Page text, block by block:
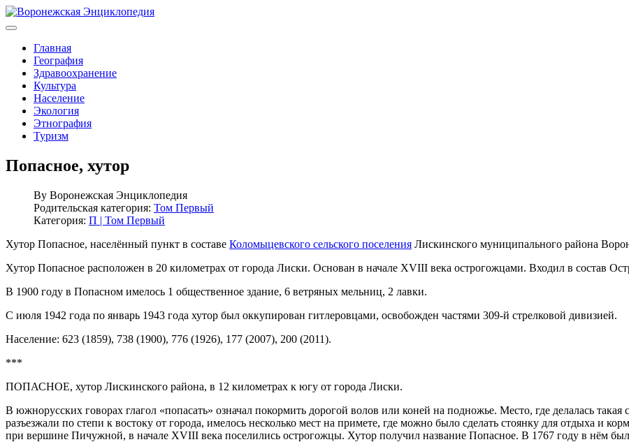
Главная
География
Здравоохранение
Культура
Население
Экология
Этнография
Туризм
Попасное, хутор
By Воронежская Энциклопедия
Родительская категория: Том Первый
Категория: П | Том Первый
Хутор Попасное, населённый пункт в составе Коломыцевского сельского поселения Лискинского муниципального района
Хутор Попасное расположен в 20 километрах от города Лиски. Основан в начале XVIII века острогожцами. Входил в состав
В 1900 году в Попасном имелось 1 общественное здание, 6 ветряных мельниц, 2 лавки.
С июля 1942 года по январь 1943 года хутор был оккупирован гитлеровцами, освобожден частями 309-й стрелковой дивизией.
Население: 623 (1859), 738 (1900), 776 (1926), 177 (2007), 200 (2011).
***
ПОПАСНОЕ, хутор Лискинского района, в 12 километрах к югу от города Лиски.
В южнорусских говорах глагол «попасать» означал покормить дорогой волов или коней на подножье. Место, где делалась
разъезжали по степи к востоку от города, имелось несколько мест на примете, где можно было сделать стоянку для отдыха и
при вершине Пичужной, в начале XVIII века поселились острогожцы. Хутор получил название Попасное. В 1767 году в нём